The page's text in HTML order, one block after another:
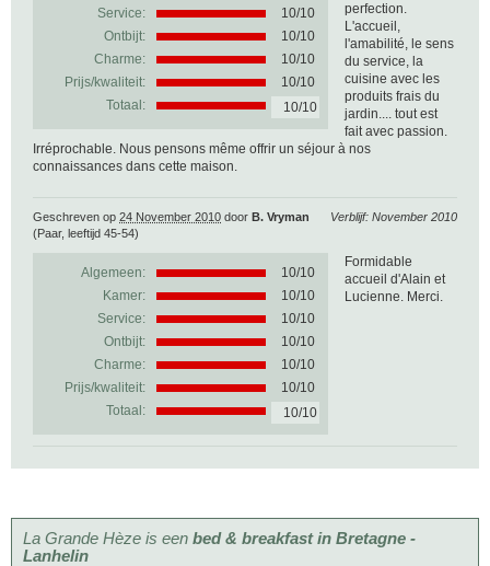
Service:
10/10
Ontbijt:
10/10
Charme:
10/10
Prijs/kwaliteit:
10/10
Totaal:
10/10
perfection.
L'accueil,
l'amabilité, le sens
du service, la
cuisine avec les
produits frais du
jardin.... tout est
fait avec passion.
Irréprochable. Nous pensons même offrir un séjour à nos
connaissances dans cette maison.
Verblijf: November 2010
Geschreven op 24 November 2010 door B. Vryman
(Paar, leeftijd 45-54)
Algemeen: 10/10
Kamer:
10/10
Service:
10/10
Ontbijt:
10/10
Charme:
10/10
Prijs/kwaliteit:
10/10
Totaal:
10/10
Formidable
accueil d'Alain et
Lucienne. Merci.
La Grande Hèze is een bed & breakfast in Bretagne -
Lanhelin